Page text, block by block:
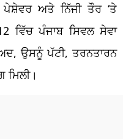
ਪੇਸ਼ੇਵਰ ਅਤੇ ਨਿੱਜੀ ਤੌਰ ‘ਤੇ
ਵਿੱਚ ਪੰਜਾਬ ਸਿਵਲ ਸੇਵਾ
ਉਸਨੂੰ ਪੱਟੀ, ਤਰਨਤਾਰਨ
ਮਿਲੀ।